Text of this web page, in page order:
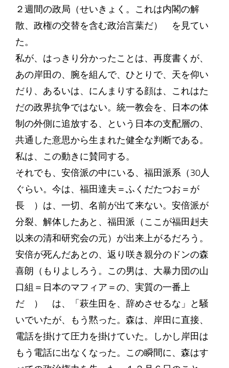
２週間の政局（せいきょく。これは内閣の解
散、政権の交替を含む政治言葉だ） を見てい
た。
私が、はっきり分かったことは、再度書くが、
あの岸田の、腕を組んで、ひとりで、天を仰い
だり、あるいは、にんまりする顔は、これはた
だの政界抗争ではない。統一教会を、日本の体
制の外側に追放する、という日本の支配層の、
共通した意思から生まれた健全な判断である。
私は、この動きに賛同する。
それでも、安倍派の中にいる、福田派系（30人
ぐらい。今は、福田達夫＝ふくだたつお＝が
長 ）は、一切、名前が出て来ない。安倍派が
分裂、解体したあと、福田派（ここが福田赳夫
以来の清和研究会の元）が出来上がるだろう。
安倍が死んだあとの、返り咲き親分のドンの森
喜朗（もりよしろう。この男は、大暴力団の山
口組＝日本のマフィア＝の、実質の一番上
だ ） は、「萩生田を、辞めさせるな」と騒
いでいたが、もう黙った。森は、岸田に直接、
電話を掛けて圧力を掛けていた。しかし岸田は
もう電話に出なくなった。この瞬間に、森はす